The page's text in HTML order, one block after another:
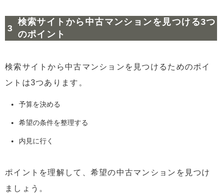
検索サイトから中古マンションを見つける3つ
のポイント
検索サイトから中古マンションを見つけるためのポイ
ントは3つあります。
予算を決める
希望の条件を整理する
内見に行く
ポイントを理解して、希望の中古マンションを見つけ
ましょう。